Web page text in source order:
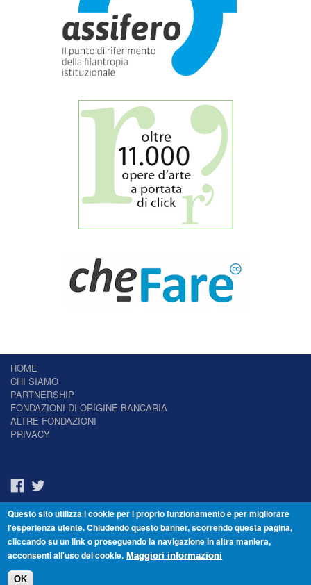
HOME
CHI SIAMO
PARTNERSHIP
FONDAZIONI DI ORIGINE BANCARIA
ALTRE FONDAZIONI
PRIVACY
Il Giornale delle Fondazioni - Periodico telematico
Reg. Tribunale n.7 del 22/07/2014 – ISSN 2421-2466
© Fondazione Venezia 2000 - Dorsoduro 3488/U - 30123 Venezia - Italia -
Questo sito utilizza i cookie per i proprio funzionamento e per migliorare
l'esperienza utente. Chiudendo questo banner, scorrendo questa pagina,
cliccando su un link o proseguendo la navigazione in altra maniera,
acconsenti all'uso dei cookie. Maggiori informazioni
OK